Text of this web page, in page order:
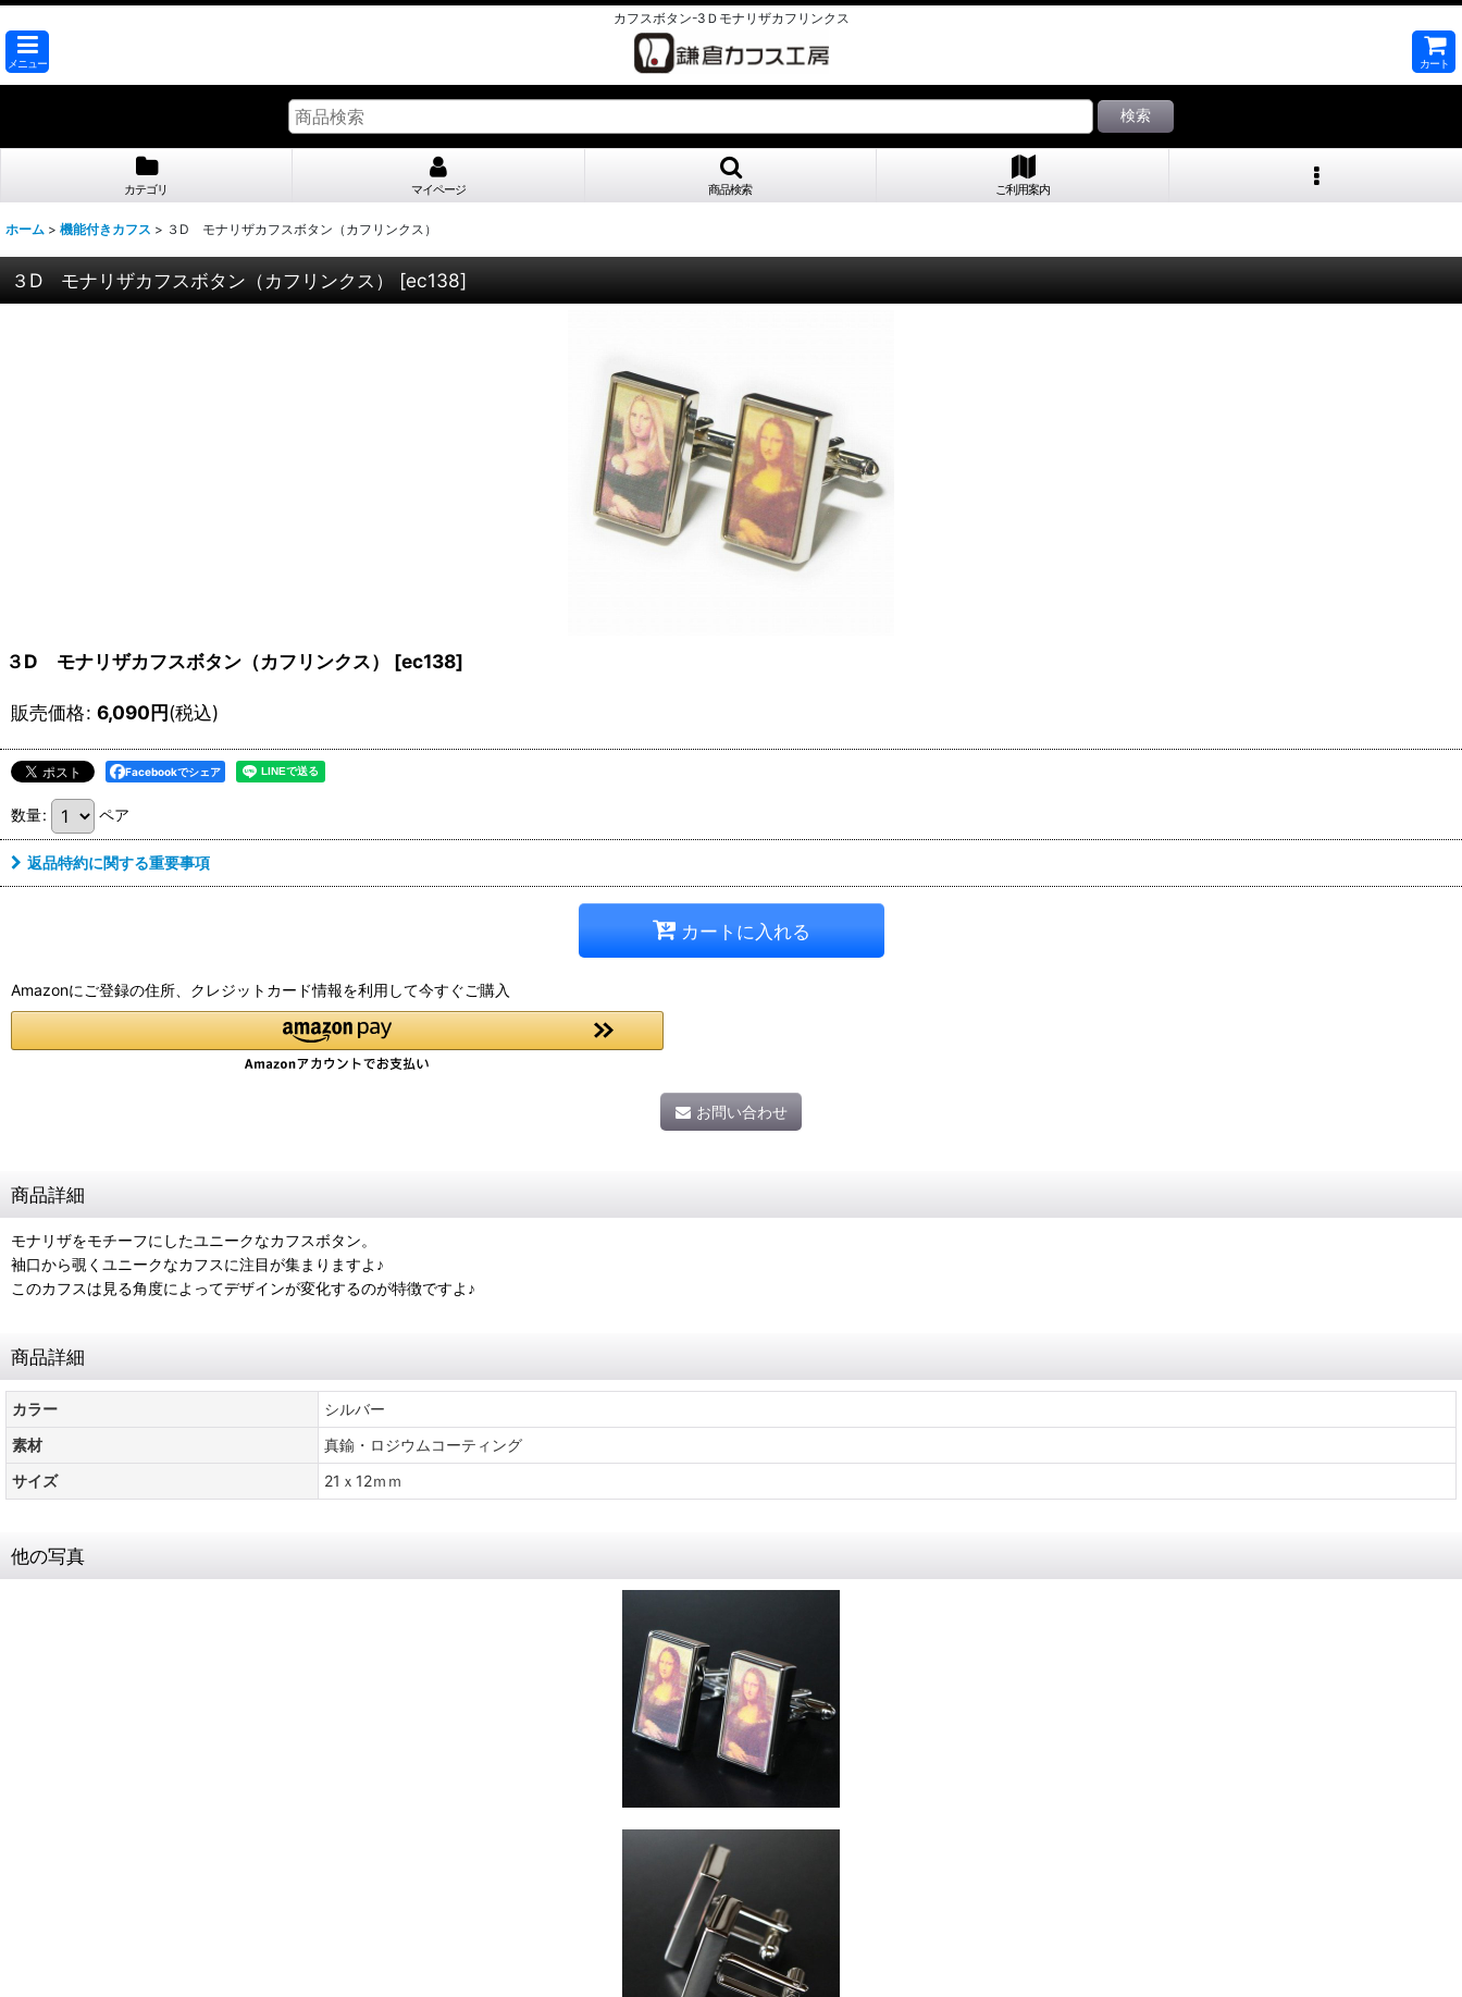
カフスボタン-3Ｄモナリザカフリンクス
メニュー カート
検索
カテゴリ マイページ 商品検索 ご利用案内
ホーム > 機能付きカフス > ３D モナリザカフスボタン（カフリンクス）
３D モナリザカフスボタン（カフリンクス） [ec138]
３D モナリザカフスボタン（カフリンクス） [ec138]
販売価格: 6,090円(税込)
Facebookでシェア
数量: ペア
返品特約に関する重要事項
カートに入れる
Amazonにご登録の住所、クレジットカード情報を利用して今すぐご購入
お問い合わせ
商品詳細
モナリザをモチーフにしたユニークなカフスボタン。
袖口から覗くユニークなカフスに注目が集まりますよ♪
このカフスは見る角度によってデザインが変化するのが特徴ですよ♪
商品詳細
カラー
シルバー
素材
真鍮・ロジウムコーティング
サイズ
21ｘ12ｍｍ
他の写真